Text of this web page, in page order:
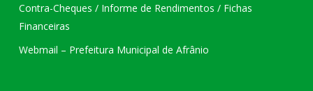
Contra-Cheques / Informe de Rendimentos / Fichas
Financeiras
Webmail – Prefeitura Municipal de Afrânio